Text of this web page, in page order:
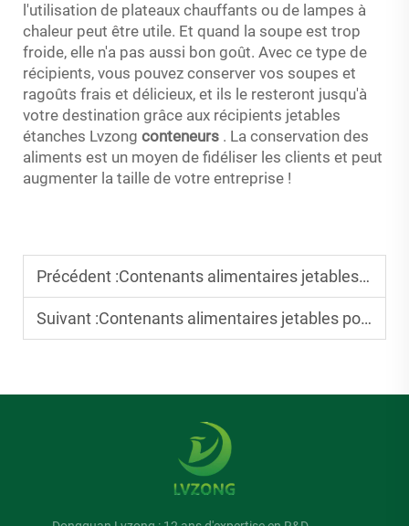
l'utilisation de plateaux chauffants ou de lampes à
chaleur peut être utile. Et quand la soupe est trop
froide, elle n'a pas aussi bon goût. Avec ce type de
récipients, vous pouvez conserver vos soupes et
ragoûts frais et délicieux, et ils le resteront jusqu'à
votre destination grâce aux récipients jetables
étanches Lvzong conteneurs . La conservation des
aliments est un moyen de fidéliser les clients et peut
augmenter la taille de votre entreprise !
Précédent :Contenants alimentaires jetables : Top 10 des sélections sans BPA pour des repas à emporter en toute sécurité
Suivant :Contenants alimentaires jetables pour la restauration : Sélections durables pour les grands événements